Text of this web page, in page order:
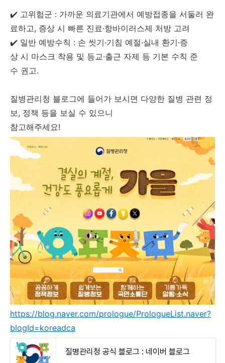
✔️ 고위험군 : 가까운 의료기관에서 예방접종을 서둘러 완
료하고, 증상 시 빠른 진료·항바이러스제 처방 고려
✔️ 일반 예방수칙 : 손 씻기·기침 예절·실내 환기·증
상 시 마스크 착용 및 등교·출근 자제 등 기본 수칙 준
수 권고.
질병관리청 블로그에 들어가 보시면 다양한 질병 관련 정
보, 정책 등을 보실 수 있으니
참고해주세요!
https://blog.naver.com/prologue/PrologueList.naver?
blogId=koreadca
질병관리청 공식 블로그 : 네이버 블로그